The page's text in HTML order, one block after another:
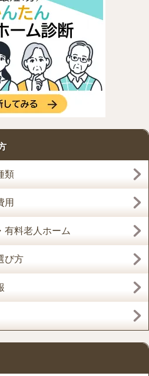
類
用
有料老人ホーム
び方